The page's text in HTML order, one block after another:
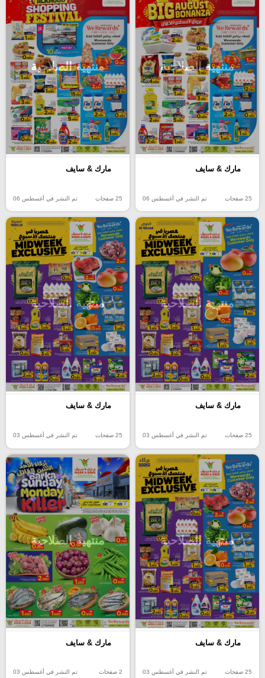
منتهية الصلاحية
مارك & سايف
25 صفحات تم النشر في أغسطس 06
منتهية الصلاحية
مارك & سايف
25 صفحات تم النشر في أغسطس 06
منتهية الصلاحية
مارك & سايف
25 صفحات تم النشر في أغسطس 03
منتهية الصلاحية
مارك & سايف
25 صفحات تم النشر في أغسطس 03
منتهية الصلاحية
مارك & سايف
25 صفحات تم النشر في أغسطس 03
منتهية الصلاحية
مارك & سايف
2 صفحات تم النشر في أغسطس 03